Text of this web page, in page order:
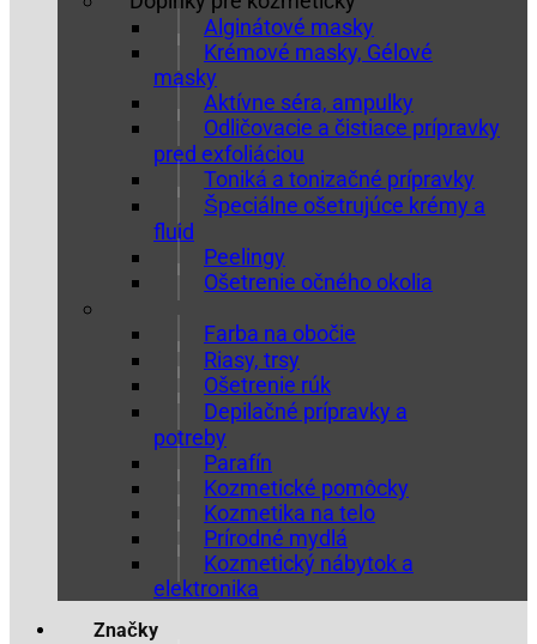
Alginátové masky
Krémové masky, Gélové
masky
Aktívne séra, ampulky
Odličovacie a čistiace prípravky
pred exfoliáciou
Toniká a tonizačné prípravky
Špeciálne ošetrujúce krémy a
fluid
Peelingy
Ošetrenie očného okolia
Farba na obočie
Riasy, trsy
Ošetrenie rúk
Depilačné prípravky a
potreby
Parafín
Kozmetické pomôcky
Kozmetika na telo
Prírodné mydlá
Kozmetický nábytok a
elektronika
Značky